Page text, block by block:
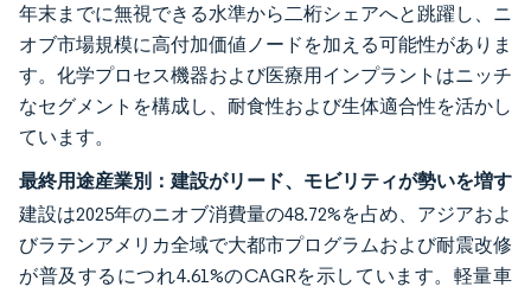
年末までに無視できる水準から二桁シェアへと跳躍し、ニ
オブ市場規模に高付加価値ノードを加える可能性がありま
す。化学プロセス機器および医療用インプラントはニッチ
なセグメントを構成し、耐食性および生体適合性を活かし
ています。
最終用途産業別：建設がリード、モビリティが勢いを増す
建設は2025年のニオブ消費量の48.72%を占め、アジアおよ
びラテンアメリカ全域で大都市プログラムおよび耐震改修
が普及するにつれ4.61%のCAGRを示しています。軽量車